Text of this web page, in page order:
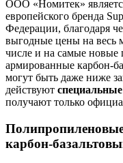
ООО «Номитек»
европейского бренда
Федерации, благодаря
выгодные цены на весь
числе и на самые
армированные карбон-
могут быть даже ниже
действуют
получают только
карбон-